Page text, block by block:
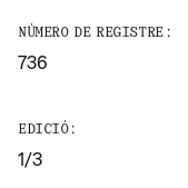
NÚMERO DE REGISTRE:
736
EDICIÓ:
1/3